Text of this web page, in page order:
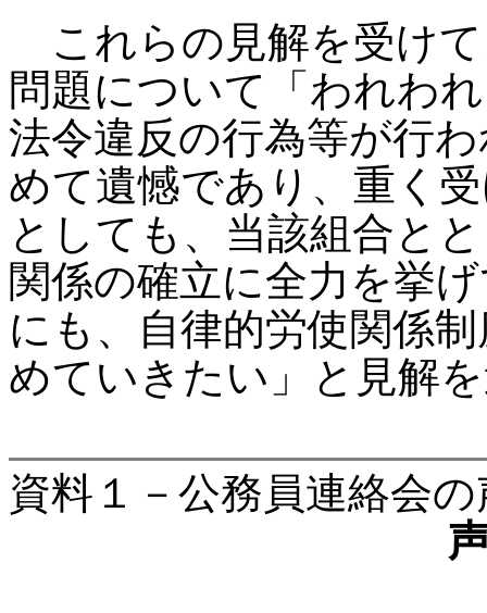
これらの見解を受け
問題について「われわ
法令違反の行為等が行
めて遺憾であり、重く
としても、当該組合と
関係の確立に全力を挙
にも、自律的労使関係
めていきたい」と見解
資料１－公務員連絡会の